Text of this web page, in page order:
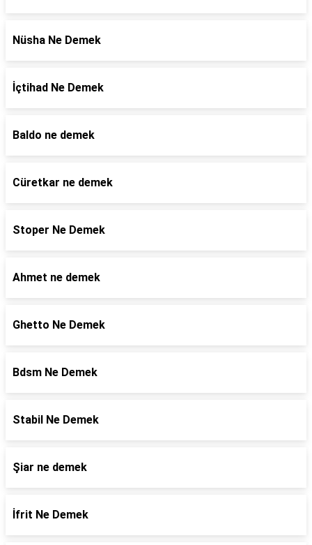
Nüsha Ne Demek
İçtihad Ne Demek
Baldo ne demek
Cüretkar ne demek
Stoper Ne Demek
Ahmet ne demek
Ghetto Ne Demek
Bdsm Ne Demek
Stabil Ne Demek
Şiar ne demek
İfrit Ne Demek